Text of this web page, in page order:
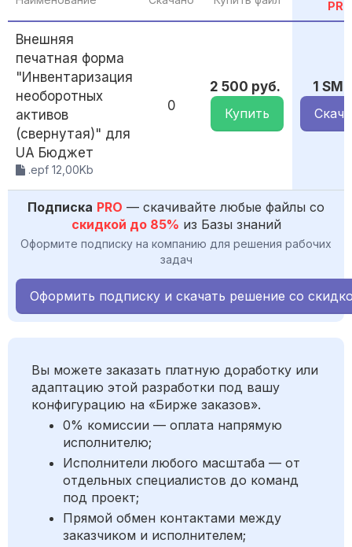
PRO
Внешняя
печатная форма
"Инвентаризация
необоротных
активов
(свернутая)" для
UA Бюджет
.epf 12,00Kb
0
2 500 руб.
Купить
1 SM
Подписка PRO — скачивайте любые файлы со
скидкой до 85% из Базы знаний
Оформите подписку на компанию для решения рабочих
задач
Оформить подписку и скачать решение со
Вы можете заказать платную доработку или
адаптацию этой разработки под вашу
конфигурацию на «Бирже заказов».
0% комиссии — оплата напрямую
исполнителю;
Исполнители любого масштаба — от
отдельных специалистов до команд
под проект;
Прямой обмен контактами между
заказчиком и исполнителем;